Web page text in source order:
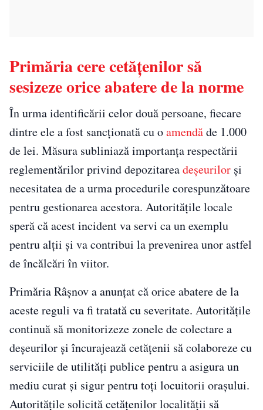
Primăria cere cetățenilor să
sesizeze orice abatere de la norme
În urma identificării celor două persoane, fiecare
dintre ele a fost sancționată cu oamendăde 1.000
de lei. Măsura subliniază importanța respectării
reglementărilor privind depozitareadeșeurilor și
necesitatea de a urma procedurile corespunzătoare
pentru gestionarea acestora. Autoritățile locale
speră că acest incident va servi ca un exemplu
pentru alții și va contribui la prevenirea unor astfel
de încălcări în viitor.
Primăria Râșnov a anunțat că orice abatere de la
aceste reguli va fi tratată cu severitate. Autoritățile
continuă să monitorizeze zonele de colectare a
deșeurilor și încurajează cetățenii să colaboreze cu
serviciile de utilități publice pentru a asigura un
mediu curat și sigur pentru toți locuitorii orașului.
Autoritățile solicită cetățenilor localității să